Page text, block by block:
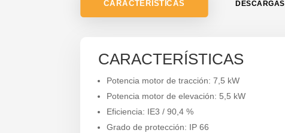
CARACTERÍSTICAS DESCARGAS
CARACTERÍSTICAS
Potencia motor de tracción: 7,5 kW
Potencia motor de elevación: 5,5 kW
Eficiencia: IE3 / 90,4 %
Grado de protección: IP 66